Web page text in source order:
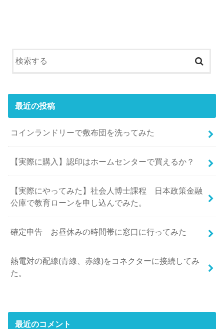
最近の投稿
コインランドリーで敷布団を洗ってみた
【実際に購入】認印はホームセンターで買えるか？
【実際にやってみた】社会人博士課程 日本政策金融
公庫で教育ローンを申し込んでみた。
確定申告 お昼休みの時間帯に窓口に行ってみた
熱電対の配線(青線、赤線)をコネクターに接続してみ
た。
最近のコメント